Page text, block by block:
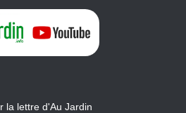
la lettre d'Au Jardin